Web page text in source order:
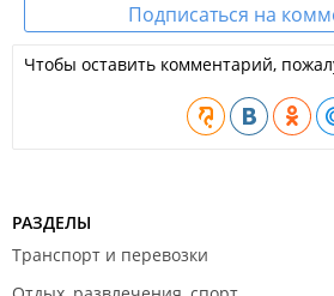
Подписаться на
Чтобы оставить комментарий,
РАЗДЕЛЫ
Транспорт и перевозки